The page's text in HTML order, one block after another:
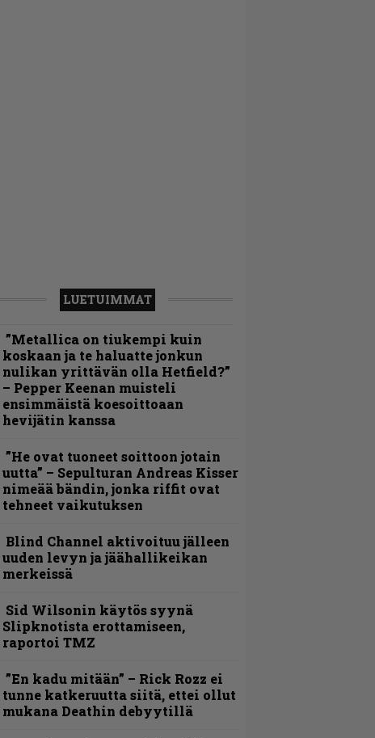
LUETUIMMAT
”Metallica on tiukempi kuin
koskaan ja te haluatte jonkun
nulikan yrittävän olla Hetfield?”
– Pepper Keenan muisteli
ensimmäistä koesoittoaan
hevijätin kanssa
”He ovat tuoneet soittoon jotain
uutta” – Sepulturan Andreas Kisser
nimeää bändin, jonka riffit ovat
tehneet vaikutuksen
Blind Channel aktivoituu jälleen
uuden levyn ja jäähallikeikan
merkeissä
Sid Wilsonin käytös syynä
Slipknotista erottamiseen,
raportoi TMZ
”En kadu mitään” – Rick Rozz ei
tunne katkeruutta siitä, ettei ollut
mukana Deathin debyytillä